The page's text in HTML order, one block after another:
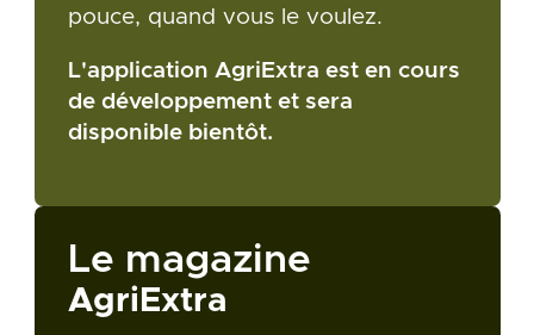
pouce, quand vous le voulez.
L'application AgriExtra est en cours
de développement et sera
disponible bientôt.
Le magazine
AgriExtra